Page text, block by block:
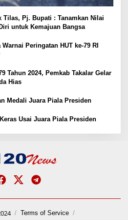
Tilas, Pj. Bupati : Tanamkan Nilai
untuk Kemajuan Bangsa
Peringatan HUT ke-79 RI
Tahun 2024, Pemkab Takalar Gelar
Hias
Medali Juara Piala Presiden
Usai Juara Piala Presiden
Terms of Service